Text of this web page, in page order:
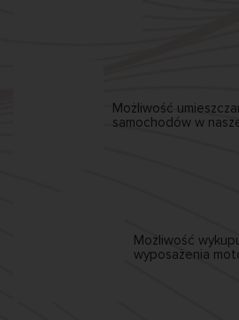
Możliwość
samochodów w
Możliwość
wyposażenia